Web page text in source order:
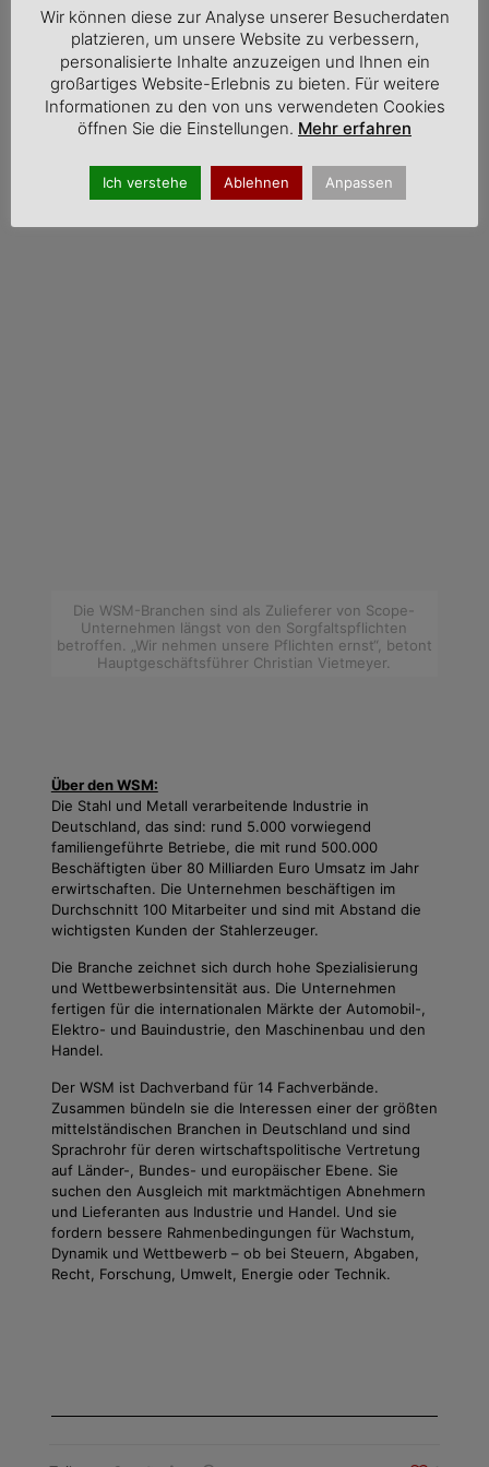
Die WSM-Branchen sind als Zulieferer von Scope-
Unternehmen längst von den Sorgfaltspflichten
betroffen. „Wir nehmen unsere Pflichten ernst“, betont
Hauptgeschäftsführer Christian Vietmeyer.
Über den WSM:
Die Stahl und Metall verarbeitende Industrie in
Deutschland, das sind: rund 5.000 vorwiegend
familiengeführte Betriebe, die mit rund 500.000
Beschäftigten über 80 Milliarden Euro Umsatz im Jahr
erwirtschaften. Die Unternehmen beschäftigen im
Durchschnitt 100 Mitarbeiter und sind mit Abstand die
wichtigsten Kunden der Stahlerzeuger.
Die Branche zeichnet sich durch hohe Spezialisierung
und Wettbewerbsintensität aus. Die Unternehmen
fertigen für die internationalen Märkte der Automobil-,
Elektro- und Bauindustrie, den Maschinenbau und den
Handel.
Der WSM ist Dachverband für 14 Fachverbände.
Zusammen bündeln sie die Interessen einer der größten
mittelständischen Branchen in Deutschland und sind
Sprachrohr für deren wirtschaftspolitische Vertretung
auf Länder-, Bundes- und europäischer Ebene. Sie
suchen den Ausgleich mit marktmächtigen Abnehmern
und Lieferanten aus Industrie und Handel. Und sie
fordern bessere Rahmenbedingungen für Wachstum,
Dynamik und Wettbewerb – ob bei Steuern, Abgaben,
Recht, Forschung, Umwelt, Energie oder Technik.
Wir können diese zur Analyse unserer Besucherdaten
platzieren, um unsere Website zu verbessern,
personalisierte Inhalte anzuzeigen und Ihnen ein
großartiges Website-Erlebnis zu bieten. Für weitere
Informationen zu den von uns verwendeten Cookies
öffnen Sie die Einstellungen. Mehr erfahren
Ich verstehe Ablehnen Anpassen